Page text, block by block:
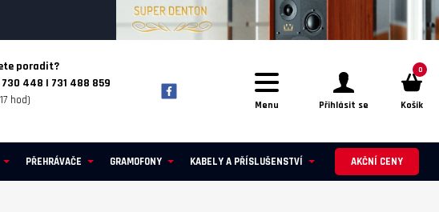
poradit?
448 | 731 488 859
hod)
Menu Přihlásit se
0
Košík
PŘEHRÁVAČE GRAMOFONY KABELY A PŘÍSLUŠENSTVÍ AKČNÍ CENY